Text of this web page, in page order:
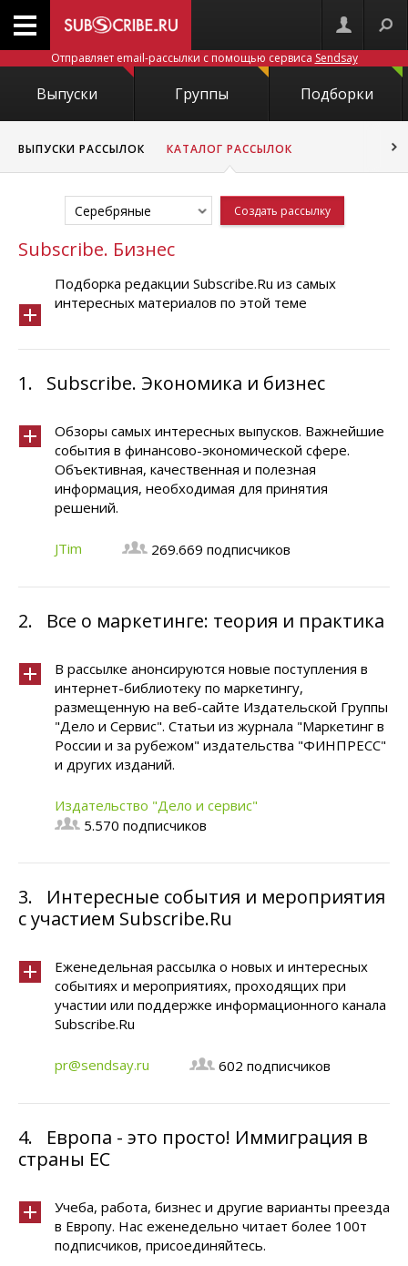
Отправляет email-рассылки с помощью сервиса Sendsay
Выпуски Группы Подборки
ВЫПУСКИ РАССЫЛОК КАТАЛОГ РАССЫЛОК
Серебряные Создать рассылку
Subscribe. Бизнес
Подборка редакции Subscribe.Ru из самых
интересных материалов по этой теме
1. Subscribe. Экономика и бизнес
Обзоры самых интересных выпусков. Важнейшие
события в финансово-экономической сфере.
Объективная, качественная и полезная
информация, необходимая для принятия
решений.
JTim 269.669 подписчиков
2. Все о маркетинге: теория и практика
В рассылке анонсируются новые поступления в
интернет-библиотеку по маркетингу,
размещенную на веб-сайте Издательской Группы
"Дело и Сервис". Статьи из журнала "Маркетинг в
России и за рубежом" издательства "ФИНПРЕСС"
и других изданий.
Издательство "Дело и cервис"
5.570 подписчиков
3.
Интересные события и мероприятия
с участием Subscribe.Ru
Еженедельная рассылка о новых и интересных
событиях и мероприятиях, проходящих при
участии или поддержке информационного канала
Subscribe.Ru
pr@sendsay.ru 602 подписчиков
4.
Европа - это просто! Иммиграция в
страны ЕС
Учеба, работа, бизнес и другие варианты преезда
в Европу. Нас еженедельно читает более 100т
подписчиков, присоединяйтесь.